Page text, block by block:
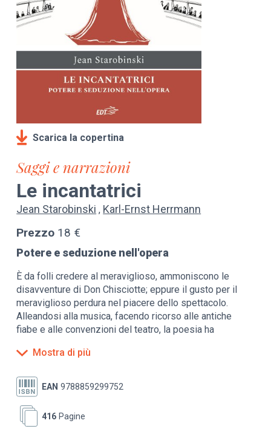
Scarica la copertina
Saggi e narrazioni
Le incantatrici
Jean Starobinski Karl-Ernst Herrmann
Prezzo 18 €
Potere e seduzione nell'opera
È da folli credere al meraviglioso, ammoniscono le
disavventure di Don Chisciotte; eppure il gusto per il
meraviglioso perdura nel piacere dello spettacolo.
Alleandosi alla musica, facendo ricorso alle antiche
fiabe e alle convenzioni del teatro, la poesia ha
l'opera. È qui che tutte le figure del desiderio, dell'errore
messe in atto o sventate, tutte le autorità e i poteri
messi in discussione. Qui le incantatrici tengono in
pugno gli eroi dopo averli allontanati dalla loro strada.
Ma il trionfo delle incantatrici non dura. Sono
Mostra di più
EAN 9788859299752
Pagine
416